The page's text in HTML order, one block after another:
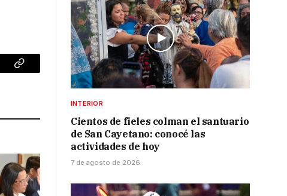
Copy
INTERIOR
Cientos de fieles colman el santuario
de San Cayetano: conocé las
actividades de hoy
7 de agosto de 2026